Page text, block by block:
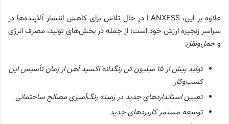
علاوه بر این، LANXESS در حال تلاش برای کاهش انتشار آلاینده‌ها در
سراسر زنجیره ارزش خود است؛ از جمله در بخش‌های تولید، مصرف انرژی
و حمل‌ونقل.
تولید بیش از ۱۵ میلیون تن رنگدانه اکسید آهن از زمان تأسیس این
کسب‌وکار
تعیین استانداردهای جدید در زمینه رنگ‌آمیزی مصالح ساختمانی
توسعه مستمر کاربردهای جدید